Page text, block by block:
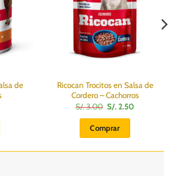
de
Ricocan Trocitos en Salsa de
Cordero – Cachorros
S/.3.00 El
precio
original
era:
S/.
S/.2.50
Comprar